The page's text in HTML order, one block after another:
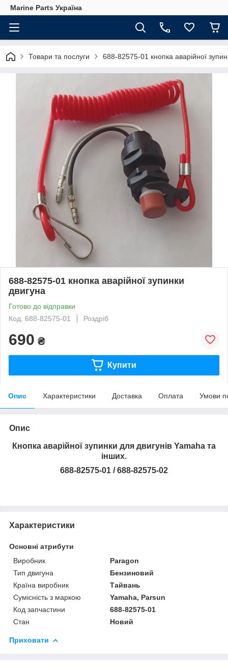
Marine Parts Україна
Товари та послуги 688-82575-01 кнопка аварійної
688-82575-01 кнопка аварійної зупинки
двигуна
Готово до відправки
Код: 688-82575-01
Роздріб
690 ₴
Купити
Опис Характеристики Доставка Оплата Умови
Опис
Кнопка аварійної зупинки для двигунів Yamaha та
інших.
688-82575-01 / 688-82575-02
Характеристики
Основні атрибути
Виробник
Paragon
Тип двигуна
Бензиновий
Країна виробник
Тайвань
Сумісність з маркою
Yamaha, Parsun
Код запчастини
688-82575-01
Стан
Новий
Приховати